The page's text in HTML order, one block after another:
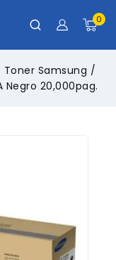
0
Toner Samsung /
Negro 20,000pag.